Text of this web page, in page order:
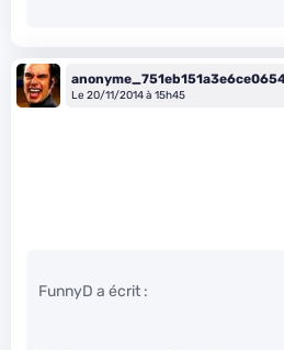
Le 20/11/2014 à 15h45
FunnyD a écrit :